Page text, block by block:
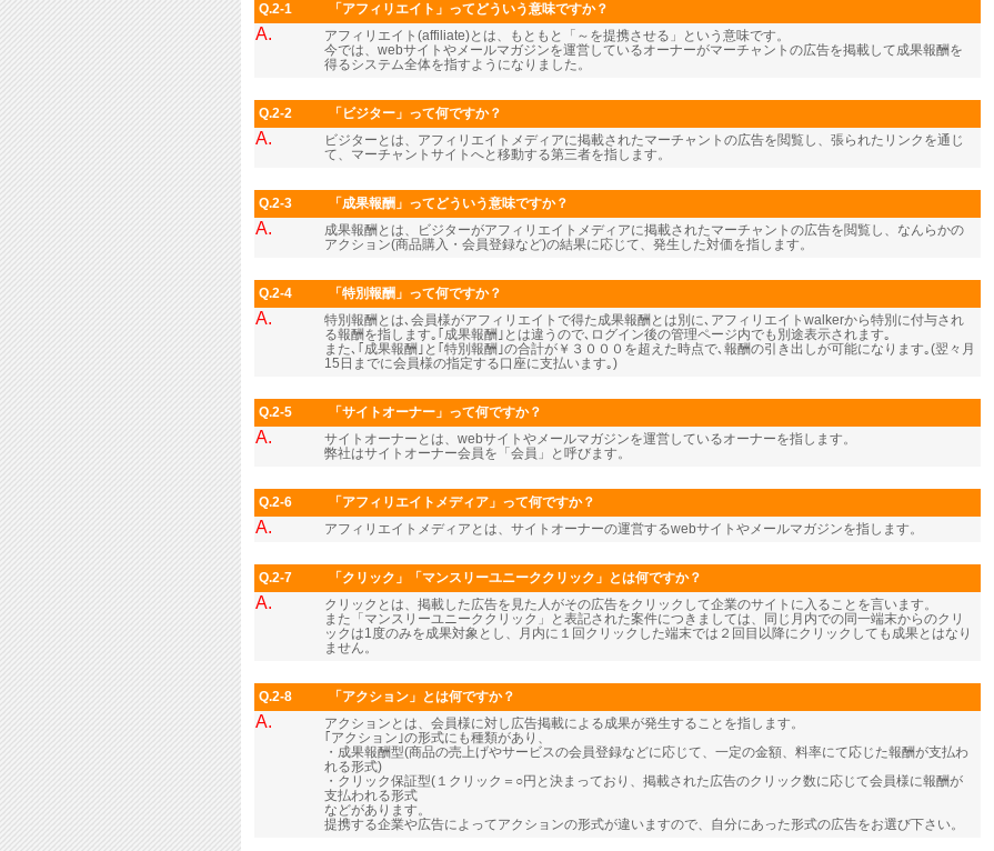
Q.2-1 「アフィリエイト」ってどういう意味ですか？
A.
アフィリエイト(affiliate)とは、もともと「～を提携させる」という意味です。
今では、webサイトやメールマガジンを運営しているオーナーがマーチャントの広告を掲載して成果報酬を
得るシステム全体を指すようになりました。
Q.2-2 「ビジター」って何ですか？
A.
ビジターとは、アフィリエイトメディアに掲載されたマーチャントの広告を閲覧し、張られたリンクを通じ
て、マーチャントサイトへと移動する第三者を指します。
Q.2-3 「成果報酬」ってどういう意味ですか？
A.
成果報酬とは、ビジターがアフィリエイトメディアに掲載されたマーチャントの広告を閲覧し、なんらかの
アクション(商品購入・会員登録など)の結果に応じて、発生した対価を指します。
Q.2-4 「特別報酬」って何ですか？
A.
特別報酬とは､会員様がアフィリエイトで得た成果報酬とは別に､アフィリエイトwalkerから特別に付与され
る報酬を指します｡｢成果報酬｣とは違うので､ログイン後の管理ページ内でも別途表示されます｡
また､｢成果報酬｣と｢特別報酬｣の合計が￥３０００を超えた時点で､報酬の引き出しが可能になります｡(翌々月
15日までに会員様の指定する口座に支払います｡)
Q.2-5 「サイトオーナー」って何ですか？
A.
サイトオーナーとは、webサイトやメールマガジンを運営しているオーナーを指します。
弊社はサイトオーナー会員を「会員」と呼びます。
Q.2-6 「アフィリエイトメディア」って何ですか？
A. アフィリエイトメディアとは、サイトオーナーの運営するwebサイトやメールマガジンを指します。
Q.2-7 「クリック」「マンスリーユニーククリック」とは何ですか？
A.
クリックとは、掲載した広告を見た人がその広告をクリックして企業のサイトに入ることを言います。
また「マンスリーユニーククリック」と表記された案件につきましては、同じ月内での同一端末からのクリ
ックは1度のみを成果対象とし、月内に１回クリックした端末では２回目以降にクリックしても成果とはなり
ません。
Q.2-8 「アクション」とは何ですか？
A.
アクションとは、会員様に対し広告掲載による成果が発生することを指します。
｢アクション｣の形式にも種類があり、
・成果報酬型(商品の売上げやサービスの会員登録などに応じて、一定の金額、料率にて応じた報酬が支払わ
れる形式)
・クリック保証型(１クリック＝○円と決まっており、掲載された広告のクリック数に応じて会員様に報酬が
支払われる形式
などがあります。
提携する企業や広告によってアクションの形式が違いますので、自分にあった形式の広告をお選び下さい。